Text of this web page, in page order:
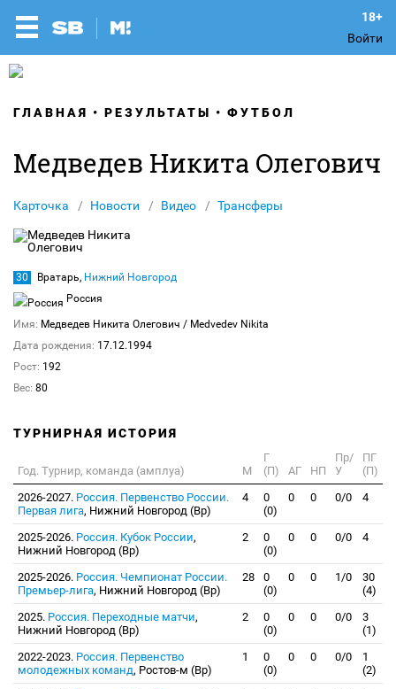
Войти
ГЛАВНАЯ РЕЗУЛЬТАТЫ ФУТБОЛ
Медведев Никита Олегович
Карточка Новости Видео Трансферы
30 Вратарь, Нижний Новгород
Россия
Имя: Медведев Никита Олегович / Medvedev Nikita
Дата рождения: 17.12.1994
Рост: 192
Вес: 80
ТУРНИРНАЯ ИСТОРИЯ
Год. Турнир, команда (амплуа) М
Г
(П)
АГ НП
Пр/
У
ПГ
(П)
2026-2027. Россия. Первенство России.
Первая лига, Нижний Новгород (Вр)
4
0
(0)
0 0 0/0 4
2025-2026. Россия. Кубок России,
Нижний Новгород (Вр)
2
0
(0)
0 0 0/0 4
2025-2026. Россия. Чемпионат России.
Премьер-лига, Нижний Новгород (Вр)
28
0
(0)
0 0 1/0
30
(4)
2025. Россия. Переходные матчи,
Нижний Новгород (Вр)
2
0
(0)
0 0 0/0
3
(1)
2022-2023. Россия. Первенство
молодежных команд, Ростов-м (Вр)
1
0
(0)
0 0 0/0
1
(2)